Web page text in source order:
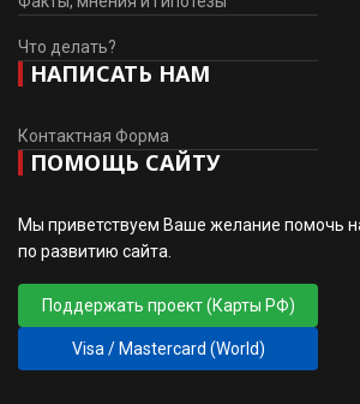
Что делать?
НАПИСАТЬ НАМ
Контактная Форма
ПОМОЩЬ САЙТУ
Мы приветствуем Ваше желание помочь
по развитию сайта.
Поддержать проект (Карты РФ)
Visa / Mastercard (World)